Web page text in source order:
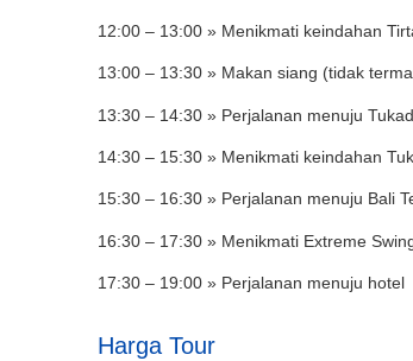
12:00 – 13:00 » Menikmati keindahan
13:00 – 13:30 » Makan siang (tidak
13:30 – 14:30 » Perjalanan menuju
14:30 – 15:30 » Menikmati keindahan
15:30 – 16:30 » Perjalanan menuju Bali
16:30 – 17:30 » Menikmati Extreme
17:30 – 19:00 » Perjalanan menuju hotel
Harga Tour